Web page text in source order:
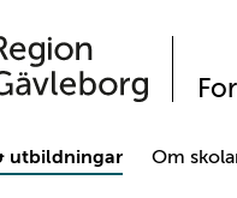
utbildningar
Om